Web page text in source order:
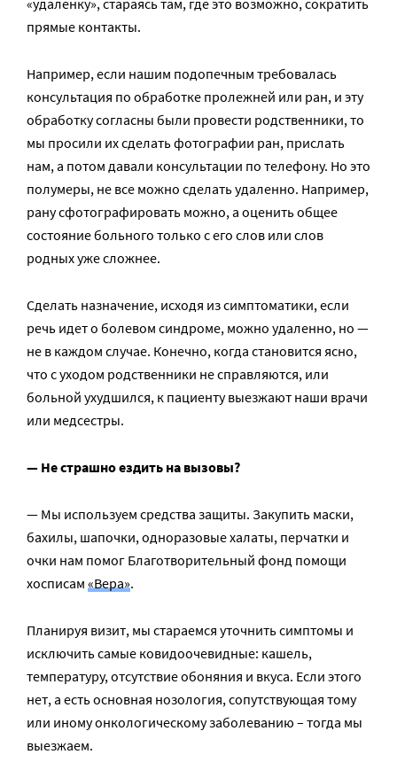
«удаленку», стараясь там, где это возможно, сократить
прямые контакты.
Например, если нашим подопечным требовалась
консультация по обработке пролежней или ран, и эту
обработку согласны были провести родственники, то
мы просили их сделать фотографии ран, прислать
нам, а потом давали консультации по телефону. Но это
полумеры, не все можно сделать удаленно. Например,
рану сфотографировать можно, а оценить общее
состояние больного только с его слов или слов
родных уже сложнее.
Сделать назначение, исходя из симптоматики, если
речь идет о болевом синдроме, можно удаленно, но —
не в каждом случае. Конечно, когда становится ясно,
что с уходом родственники не справляются, или
больной ухудшился, к пациенту выезжают наши врачи
или медсестры.
— Не страшно ездить на вызовы?
— Мы используем средства защиты. Закупить маски,
бахилы, шапочки, одноразовые халаты, перчатки и
очки нам помог Благотворительный фонд помощи
хосписам «Вера».
Планируя визит, мы стараемся уточнить симптомы и
исключить самые ковидоочевидные: кашель,
температуру, отсутствие обоняния и вкуса. Если этого
нет, а есть основная нозология, сопутствующая тому
или иному онкологическому заболеванию – тогда мы
выезжаем.